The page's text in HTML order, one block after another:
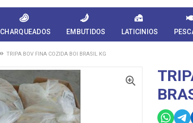
CHARQUEADOS EMBUTIDOS LATICINIOS
TRIPA BOV FINA COZIDA BOI BRASIL KG